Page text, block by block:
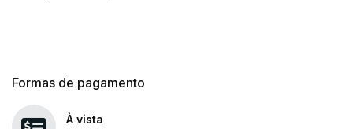
Formas de pagamento
À vista